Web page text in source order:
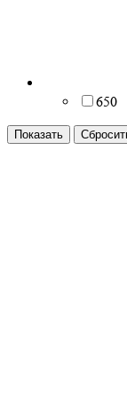
650